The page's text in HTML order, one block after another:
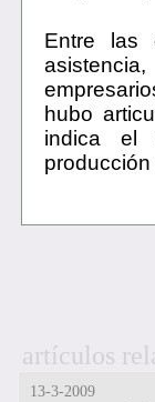
Entre las
hubo
indica el
artículos
13-3-2009